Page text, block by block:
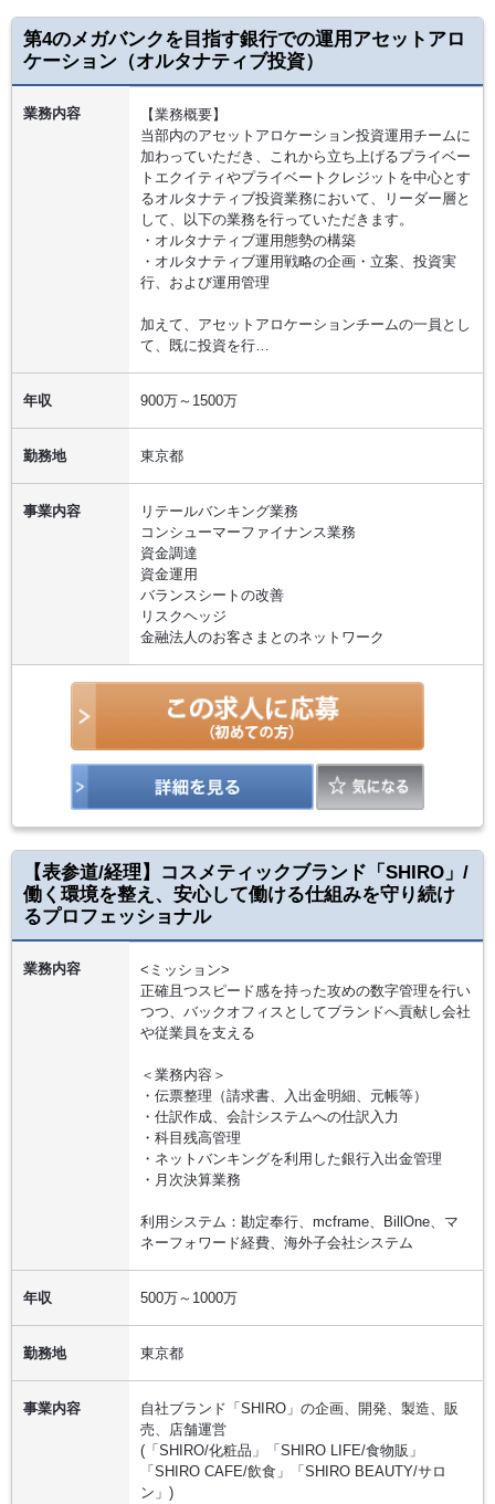
第4のメガバンクを目指す銀行での運用アセットアロ
ケーション（オルタナティブ投資）
業務内容
【業務概要】
当部内のアセットアロケーション投資運用チームに
加わっていただき、これから立ち上げるプライベー
トエクイティやプライベートクレジットを中心とす
るオルタナティブ投資業務において、リーダー層と
して、以下の業務を行っていただきます。
・オルタナティブ運用態勢の構築
・オルタナティブ運用戦略の企画・立案、投資実
行、および運用管理
加えて、アセットアロケーションチームの一員とし
て、既に投資を行…
年収 900万～1500万
勤務地 東京都
事業内容
リテールバンキング業務
コンシューマーファイナンス業務
資金調達
資金運用
バランスシートの改善
リスクヘッジ
金融法人のお客さまとのネットワーク
【表参道/経理】コスメティックブランド「SHIRO」/
働く環境を整え、安心して働ける仕組みを守り続け
るプロフェッショナル
業務内容
<ミッション>
正確且つスピード感を持った攻めの数字管理を行い
つつ、バックオフィスとしてブランドへ貢献し会社
や従業員を支える
＜業務内容＞
・伝票整理（請求書、入出金明細、元帳等）
・仕訳作成、会計システムへの仕訳入力
・科目残高管理
・ネットバンキングを利用した銀行入出金管理
・月次決算業務
利用システム：勘定奉行、mcframe、BillOne、マ
ネーフォワード経費、海外子会社システム
年収 500万～1000万
勤務地 東京都
事業内容
自社ブランド「SHIRO」の企画、開発、製造、販
売、店舗運営
(「SHIRO/化粧品」「SHIRO LIFE/食物販」
「SHIRO CAFE/飲食」「SHIRO BEAUTY/サロ
ン」)